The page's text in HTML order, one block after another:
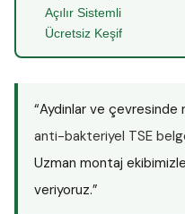
Açılır Sistemli
Ücretsiz Keşif
“Aydinlar ve çevresinde
anti-bakteriyel TSE
Uzman montaj
veriyoruz.”